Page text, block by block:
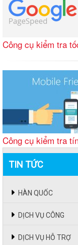
Công cụ kiểm tra
Công cụ kiểm tra
TIN TỨC
HÀN QUỐC
DỊCH VỤ CÔNG
DỊCH VỤ HỖ TRỢ